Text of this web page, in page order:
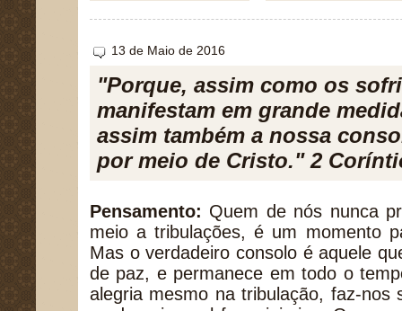
13 de Maio de 2016
"Porque, assim como os
manifestam em grande
assim também a nossa
por meio de Cristo." 2
Pensamento: Quem de nós nunca
meio a tribulações, é um momento
Mas o verdadeiro consolo é aquele
de paz, e permanece em todo o
alegria mesmo na tribulação, faz-nos